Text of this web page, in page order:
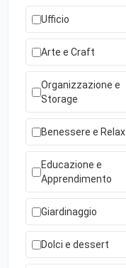
Ufficio
Arte e Craft
Organizzazione e
Storage
Benessere e Relax
Educazione e
Apprendimento
Giardinaggio
Dolci e dessert